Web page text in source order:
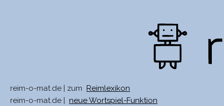
reim-o-mat.de | zum
Reimlexikon
reim-o-mat.de |
neue Wortspiel-Funktion